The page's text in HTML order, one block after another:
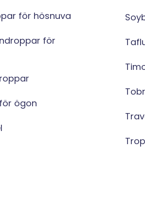
för hösnuva
för
ögon